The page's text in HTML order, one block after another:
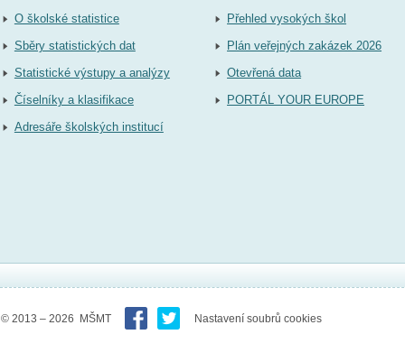
O školské statistice
Sběry statistických dat
Statistické výstupy a analýzy
Číselníky a klasifikace
Adresáře školských institucí
Přehled vysokých škol
Plán veřejných zakázek 2026
Otevřená data
PORTÁL YOUR EUROPE
© 2013 – 2026 MŠMT Nastavení soubrů cookies